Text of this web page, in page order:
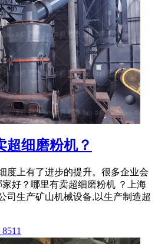
超细磨粉机？
度上有了进步的提升。很多企业会
好？哪里有卖超细磨粉机 ？上海
司生产矿山机械设备,以生产制造超